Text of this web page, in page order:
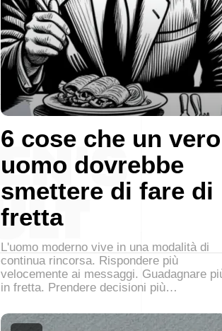
6 cose che un vero
uomo dovrebbe
smettere di fare di
fretta
L'uomo moderno vive in una modalità di
continua rincorsa. Rispondere più
velocemente ai messaggi. Guadagnare
in fretta. Prendere decisioni più…